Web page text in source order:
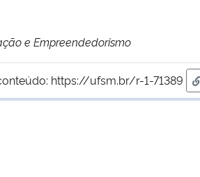
e Empreendedorismo
https://ufsm.br/r-1-71389